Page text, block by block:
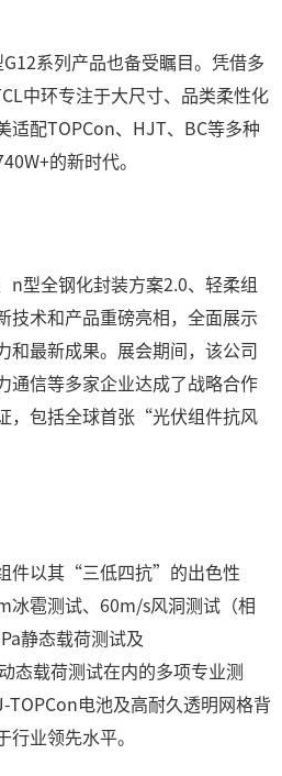
系列产品也备受瞩目。凭借多
中环专注于大尺寸、品类柔性化
适配TOPCon、HJT、BC等多种
的新时代。
全钢化封装方案2.0、轻柔组
技术和产品重磅亮相，全面展示
和最新成果。展会期间，该公司
通信等多家企业达成了战略合作
，包括全球首张“光伏组件抗风
以其“三低四抗”的出色性
冰雹测试、60m/s风洞测试（相
静态载荷测试及
载荷测试在内的多项专业测
电池及高耐久透明网格背
业领先水平。